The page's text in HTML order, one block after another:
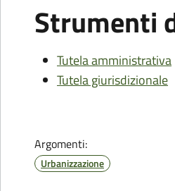
Strumenti
Tutela amministrativa
Tutela giurisdizionale
Argomenti:
Urbanizzazione